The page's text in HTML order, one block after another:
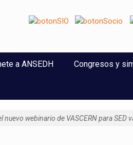
a ANSEDH Congresos y
webinario de VASCERN para SED